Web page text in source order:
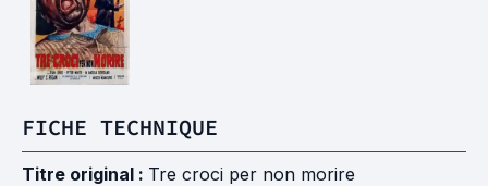
FICHE TECHNIQUE
Titre original : Tre croci per non morire